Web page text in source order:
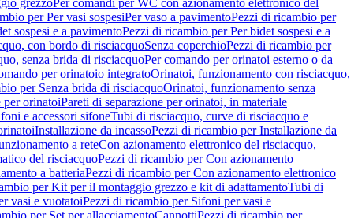
grezzoPer comandi per WC con azionamento elettronico del
per Per vasi sospesiPer vaso a pavimentoPezzi di ricambio per
sospesi e a pavimentoPezzi di ricambio per Per bidet sospesi e a
con bordo di risciacquoSenza coperchioPezzi di ricambio per
senza brida di risciacquoPer comando per orinatoi esterno o da
per orinatoio integratoOrinatoi, funzionamento con risciacquo,
per Senza brida di risciacquoOrinatoi, funzionamento senza
per orinatoiPareti di separazione per orinatoi, in materiale
e accessori sifoneTubi di risciacquo, curve di risciacquo e
Installazione da incassoPezzi di ricambio per Installazione da
a reteCon azionamento elettronico del risciacquo,
del risciacquoPezzi di ricambio per Con azionamento
a batteriaPezzi di ricambio per Con azionamento elettronico
per Kit per il montaggio grezzo e kit di adattamentoTubi di
vasi e vuotatoiPezzi di ricambio per Sifoni per vasi e
per Set per allacciamentoCannottiPezzi di ricambio per